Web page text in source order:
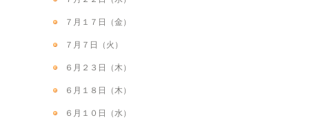
７月１７日（金）
７月７日（火）
６月２３日（木）
６月１８日（木）
６月１０日（水）